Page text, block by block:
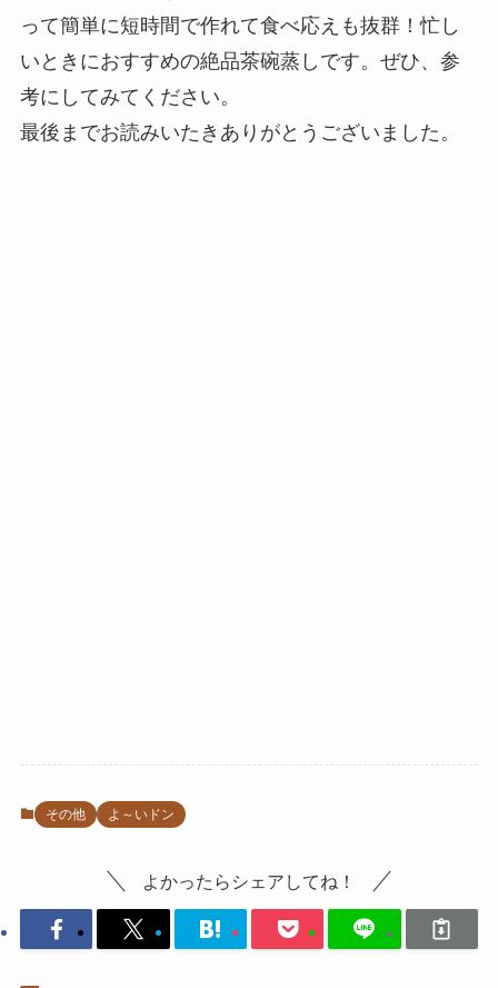
って簡単に短時間で作れて食べ応えも抜群！忙し
いときにおすすめの絶品茶碗蒸しです。ぜひ、参
考にしてみてください。
最後までお読みいたきありがとうございました。
その他 よ～いドン
よかったらシェアしてね！